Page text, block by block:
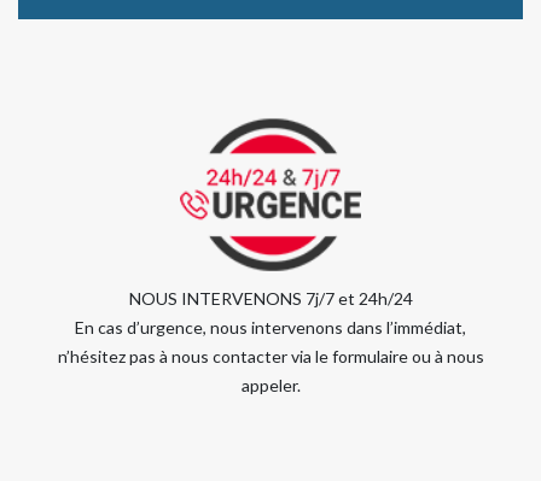
NOUS INTERVENONS 7j/7 et 24h/24
En cas d’urgence, nous intervenons dans l’immédiat,
n’hésitez pas à nous contacter via le formulaire ou à nous
appeler.